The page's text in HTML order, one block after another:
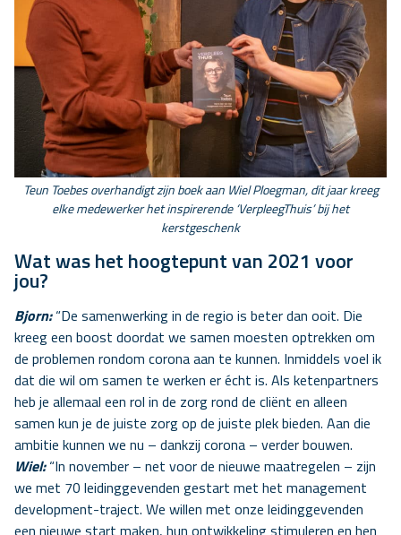
Teun Toebes overhandigt zijn boek aan Wiel Ploegman, dit jaar kreeg
elke medewerker het inspirerende ‘VerpleegThuis’ bij het
kerstgeschenk
Wat was het hoogtepunt van 2021 voor
jou?
Bjorn: “De samenwerking in de regio is beter dan ooit. Die
kreeg een boost doordat we samen moesten optrekken om
de problemen rondom corona aan te kunnen. Inmiddels voel ik
dat die wil om samen te werken er écht is. Als ketenpartners
heb je allemaal een rol in de zorg rond de cliënt en alleen
samen kun je de juiste zorg op de juiste plek bieden. Aan die
ambitie kunnen we nu – dankzij corona – verder bouwen.
Wiel:“In november – net voor de nieuwe maatregelen – zijn
we met 70 leidinggevenden gestart met het management
development-traject. We willen met onze leidinggevenden
een nieuwe start maken, hun ontwikkeling stimuleren en hen